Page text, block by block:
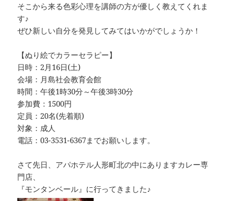
そこから来る色彩心理を講師の方が優しく教えてくれま
す♪
ぜひ新しい自分を発見してみてはいかがでしょうか！
【ぬり絵でカラーセラピー】
日時：2月16日(土)
会場：月島社会教育会館
時間：午後1時30分～午後3時30分
参加費：1500円
定員：20名(先着順)
対象：成人
電話：03-3531-6367までお願いします。
さて先日、アパホテル人形町北の中にありますカレー専
門店、
『モンタンベール』に行ってきました♪